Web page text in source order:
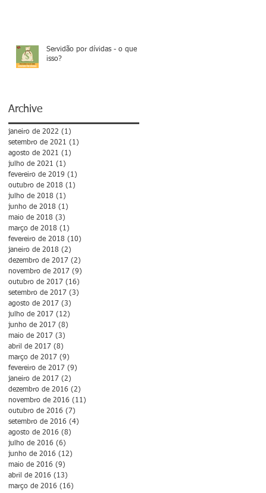
Servidão por dívidas - o que é
isso?
Archive
janeiro de 2022 (1)
setembro de 2021 (1)
agosto de 2021 (1)
julho de 2021 (1)
fevereiro de 2019 (1)
outubro de 2018 (1)
julho de 2018 (1)
junho de 2018 (1)
maio de 2018 (3)
março de 2018 (1)
fevereiro de 2018 (10)
janeiro de 2018 (2)
dezembro de 2017 (2)
novembro de 2017 (9)
outubro de 2017 (16)
setembro de 2017 (3)
agosto de 2017 (3)
julho de 2017 (12)
junho de 2017 (8)
maio de 2017 (3)
abril de 2017 (8)
março de 2017 (9)
fevereiro de 2017 (9)
janeiro de 2017 (2)
dezembro de 2016 (2)
novembro de 2016 (11)
outubro de 2016 (7)
setembro de 2016 (4)
agosto de 2016 (8)
julho de 2016 (6)
junho de 2016 (12)
maio de 2016 (9)
abril de 2016 (13)
março de 2016 (16)